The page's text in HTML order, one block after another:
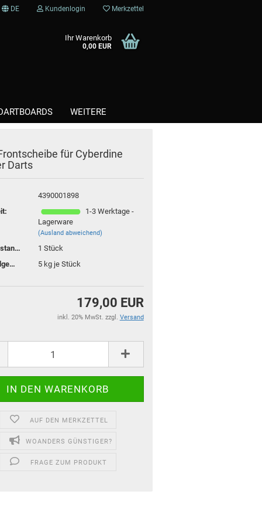
DE Kundenlogin Merkzettel
Ihr Warenkorb
0,00 EUR
WEITERE
Kunststoffspitzen / Softtips
für Dein Zuhause
für Cyberdine
Darts
4390001898
1-3 Werktage -
Lagerware
(Ausland abweichend)
Lagerbestand: 1Stück
Versandgewicht:
5 kg je Stück
179,00 EUR
inkl. 20% MwSt. zzgl. Versand
AUF DEN MERKZETTEL
WOANDERS GÜNSTIGER?
FRAGE ZUM PRODUKT